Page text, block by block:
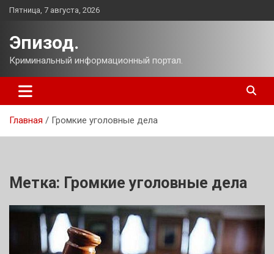
Перейти
Пятница, 7 августа, 2026
Эпизод.
Криминальный информационный портал.
Главная Громкие уголовные дела
Метка: Громкие уголовные дела